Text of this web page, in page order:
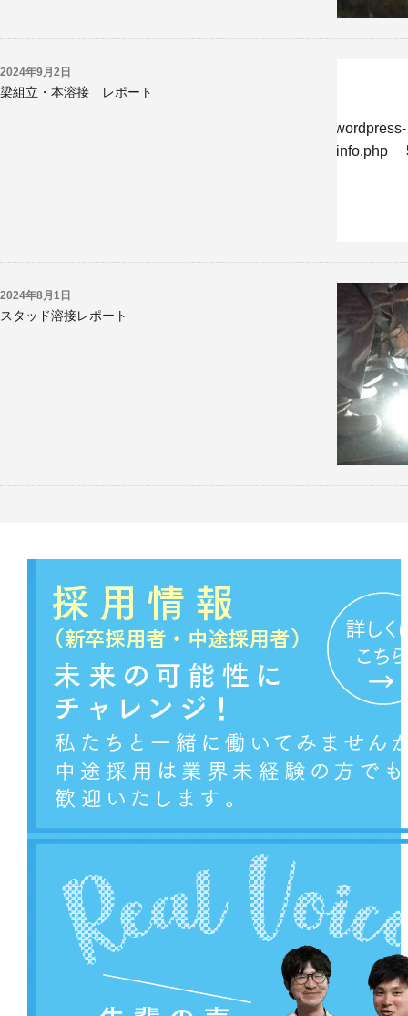
2024年9月2日
梁組立・本溶接 レポート
jp/r/e/gmoserver/8/6/sd0819286/kyoritsukogyo.jp/wordpress-
wp-content/themes/krk/single-reportinfo.php
2024年8月1日
スタッド溶接レポート